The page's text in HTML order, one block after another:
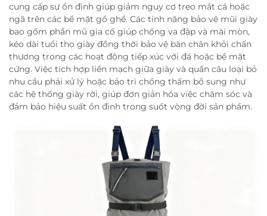
cung cấp sự ổn định giúp giảm nguy cơ trẹo mắt cá hoặc
ngã trên các bề mặt gồ ghề. Các tính năng bảo vệ mũi giày
bao gồm phần mũ gia cố giúp chống va đập và mài mòn,
kéo dài tuổi thọ giày đồng thời bảo vệ bàn chân khỏi chấn
thương trong các hoạt động tiếp xúc với đá hoặc bề mặt
cứng. Việc tích hợp liền mạch giữa giày và quần câu loại bỏ
nhu cầu phải xử lý hoặc bảo trì chống thấm bổ sung như
các hệ thống giày rời, giúp đơn giản hóa việc chăm sóc và
đảm bảo hiệu suất ổn định trong suốt vòng đời sản phẩm.